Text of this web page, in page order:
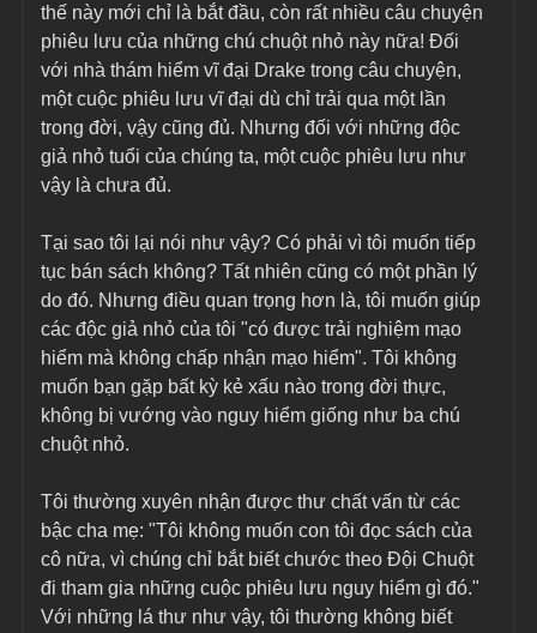
thế này mới chỉ là bắt đầu, còn rất nhiều câu chuyện
phiêu lưu của những chú chuột nhỏ này nữa! Đối
với nhà thám hiểm vĩ đại Drake trong câu chuyện,
một cuộc phiêu lưu vĩ đại dù chỉ trải qua một lần
trong đời, vậy cũng đủ. Nhưng đối với những độc
giả nhỏ tuổi của chúng ta, một cuộc phiêu lưu như
vậy là chưa đủ.
Tại sao tôi lại nói như vậy? Có phải vì tôi muốn tiếp
tục bán sách không? Tất nhiên cũng có một phần lý
do đó. Nhưng điều quan trọng hơn là, tôi muốn giúp
các độc giả nhỏ của tôi "có được trải nghiệm mạo
hiểm mà không chấp nhận mạo hiểm". Tôi không
muốn bạn gặp bất kỳ kẻ xấu nào trong đời thực,
không bị vướng vào nguy hiểm giống như ba chú
chuột nhỏ.
Tôi thường xuyên nhận được thư chất vấn từ các
bậc cha mẹ: "Tôi không muốn con tôi đọc sách của
cô nữa, vì chúng chỉ bắt biết chước theo Đội Chuột
đi tham gia những cuộc phiêu lưu nguy hiểm gì đó."
Với những lá thư như vậy, tôi thường không biết